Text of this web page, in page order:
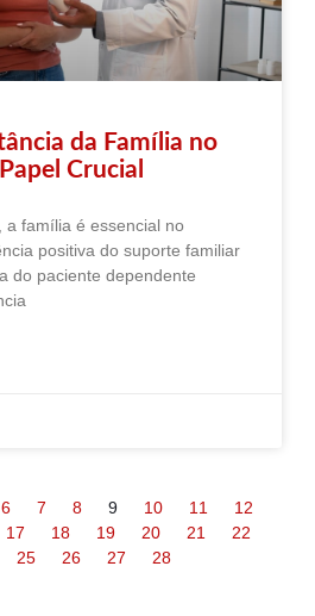
da Família no
Crucial
a família é essencial no
positiva do suporte familiar
do paciente dependente
6 7 8 9 10 11
12
17 18 19 20 21
22
25 26 27 28